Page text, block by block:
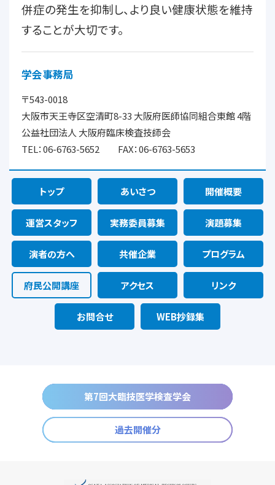
併症の発生を抑制し、より良い健康状態を維持
することが大切です。
学会事務局
〒543-0018
大阪市天王寺区空清町8-33 大阪府医師協同組合東館 4階
公益社団法人 大阪府臨床検査技師会
TEL：06-6763-5652 FAX：06-6763-5653
トップ あいさつ 開催概要
運営スタッフ 実務委員募集 演題募集
演者の方へ 共催企業 プログラム
府民公開講座 アクセス リンク
お問合せ WEB抄録集
第7回大臨技医学検査学会
過去開催分